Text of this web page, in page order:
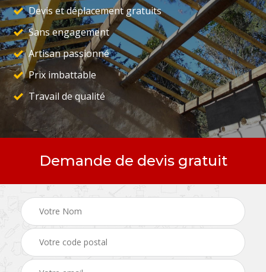
Devis et déplacement gratuits
Sans engagement
Artisan passionné
Prix imbattable
Travail de qualité
Demande de devis gratuit